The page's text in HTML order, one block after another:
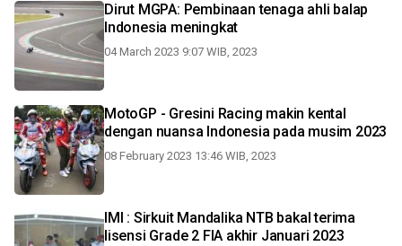
Dirut MGPA: Pembinaan tenaga ahli balap
Indonesia meningkat
04 March 2023 9:07 WIB, 2023
MotoGP - Gresini Racing makin kental
dengan nuansa Indonesia pada musim 2023
08 February 2023 13:46 WIB, 2023
IMI : Sirkuit Mandalika NTB bakal terima
lisensi Grade 2 FIA akhir Januari 2023